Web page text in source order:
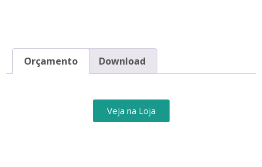
Orçamento Download
Veja na Loja